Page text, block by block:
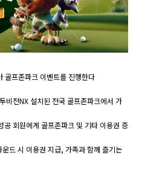
프존파크 이벤트를 진행한다
전NX 설치된 전국 골프존파크에서 가
회원에게 골프존파크 및 기타 이용권 증
드 시 이용권 지급, 가족과 함께 즐기는